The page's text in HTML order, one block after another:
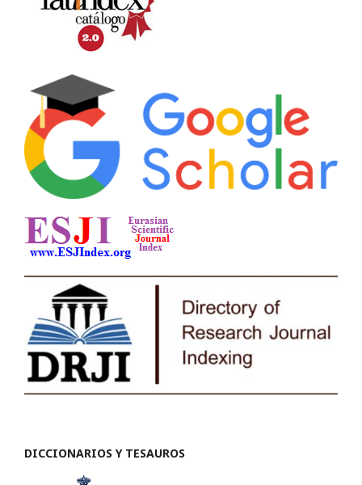
DICCIONARIOS Y TESAUROS